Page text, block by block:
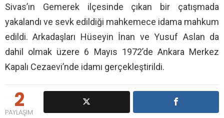
Sivas’ın Gemerek ilçesinde çıkan bir çatışmada
yakalandı ve sevk edildiği mahkemece idama mahkum
edildi. Arkadaşları Hüseyin İnan ve Yusuf Aslan da
dahil olmak üzere 6 Mayıs 1972’de Ankara Merkez
Kapalı Cezaevi’nde idamı gerçekleştirildi.
2
PAYLAŞIM